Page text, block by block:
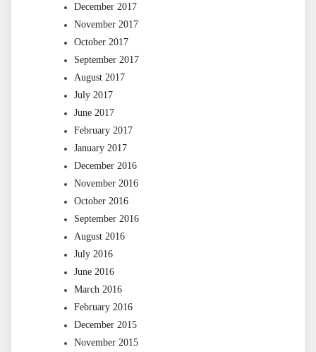
December 2017
November 2017
October 2017
September 2017
August 2017
July 2017
June 2017
February 2017
January 2017
December 2016
November 2016
October 2016
September 2016
August 2016
July 2016
June 2016
March 2016
February 2016
December 2015
November 2015